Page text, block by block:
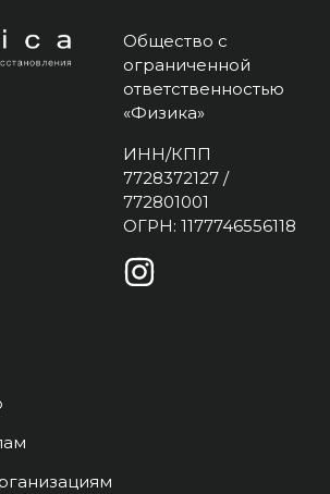
Общество с
ограниченной
ответственностью
«Физика»
ИНН/КПП
7728372127 /
772801001
ОГРН: 1177746556118